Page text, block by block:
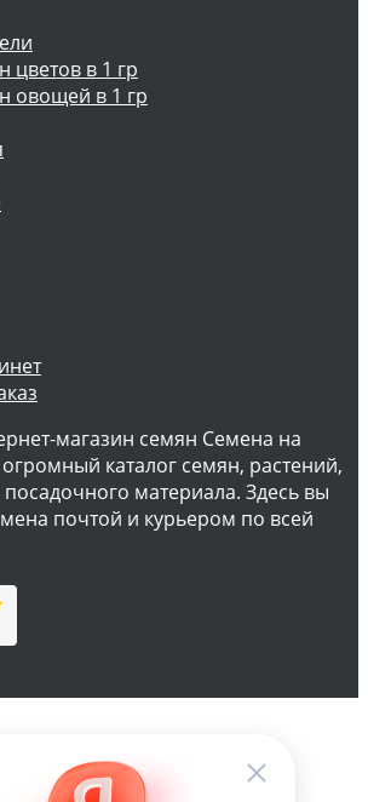
цветов в 1 гр
овощей в 1 гр
магазин семян Семена на
каталог семян, растений,
материала. Здесь вы
почтой и курьером по всей
д.